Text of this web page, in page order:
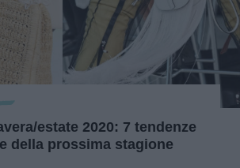
estate 2020: 7 tendenze
della prossima stagione